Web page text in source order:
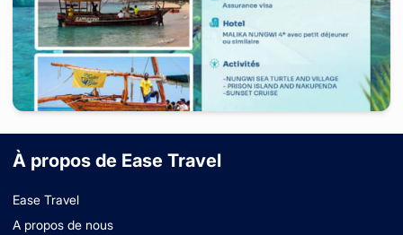
7 jours à partir de
À propos de Ease Travel
Ease Travel
A propos de nous